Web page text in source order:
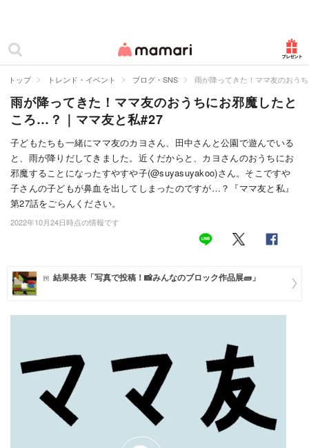
ママリ
カテゴリー一覧
妊娠
出産
赤ちゃん・育児
子育て・家族
病院
お仕事
トレンド・イベント
トップ トレンド・イベント ブログ・SNS 雨が降ってきた！ママ友のおう
雨が降ってきた！ママ友のおうちにお邪魔したと
ころ…？｜ママ友と私#27
子どもたちも一緒にママ友のカヨさん、田中さんと公園で遊んでいる
と、雨が降りだしてきました。近くだからと、カヨさんのおうちにお
邪魔することになったすやすや子(@suyasuyakoo)さん。そこですや
子さんの子どもが鼻血を出してしまったのですが…？『ママ友と私』
第27話をごらんください。
2022年10月24日時点の情報です
結果発表「写真で投稿！📸みんなのブロック作品展🧱」